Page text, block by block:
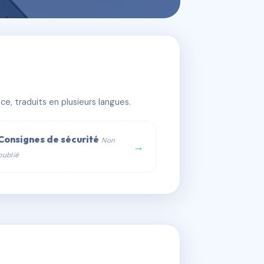
traduits en plusieurs langues.
de sécurité Non
→